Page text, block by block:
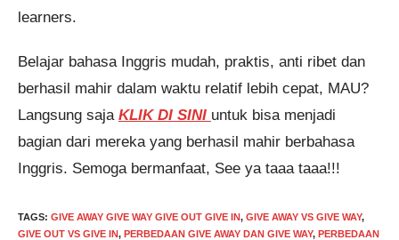
learners.
Belajar bahasa Inggris mudah, praktis, anti ribet dan
berhasil mahir dalam waktu relatif lebih cepat, MAU?
Langsung saja KLIK DI SINI untuk bisa menjadi
bagian dari mereka yang berhasil mahir berbahasa
Inggris. Semoga bermanfaat, See ya taaa taaa!!!
TAGS: GIVE AWAY GIVE WAY GIVE OUT GIVE IN, GIVE AWAY VS GIVE WAY,
GIVE OUT VS GIVE IN, PERBEDAAN GIVE AWAY DAN GIVE WAY, PERBEDAAN